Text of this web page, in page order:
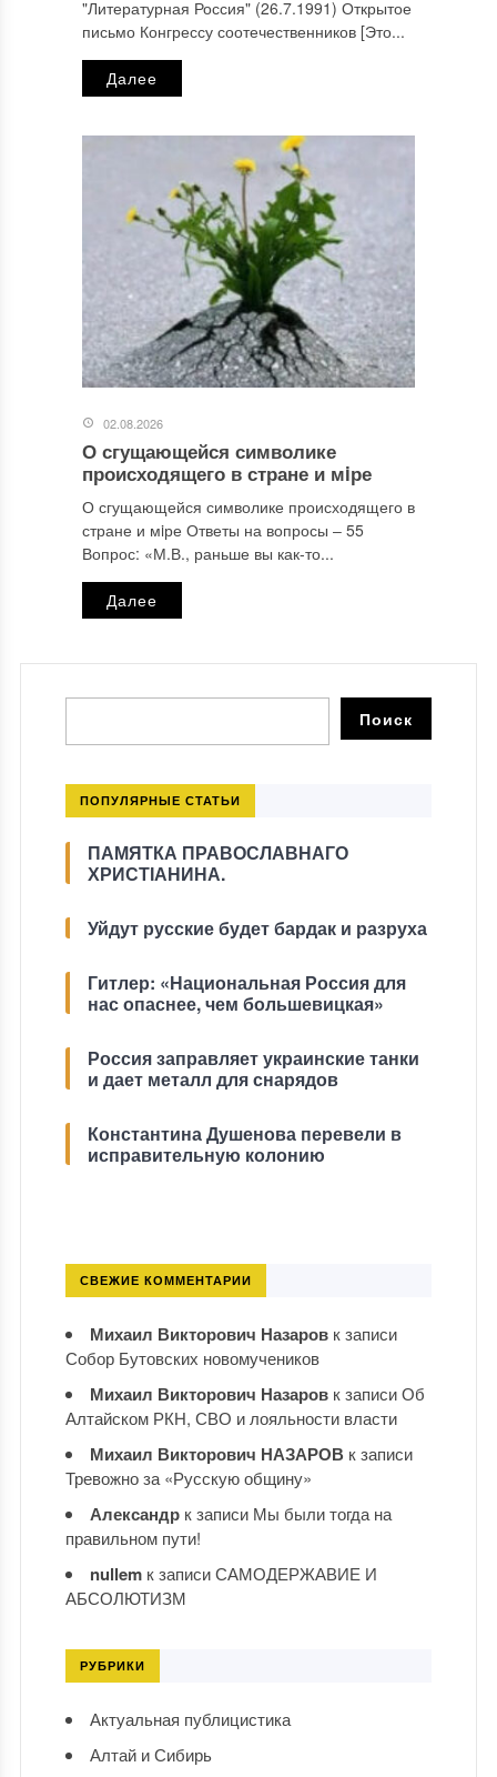
"Литературная Россия" (26.7.1991) Открытое
письмо Конгрессу соотечественников [Это...
Далее
02.08.2026
О сгущающейся символике
происходящего в стране и мiре
О сгущающейся символике происходящего в
стране и мiре Ответы на вопросы ‒ 55
Вопрос: «М.В., раньше вы как-то...
Далее
ПОПУЛЯРНЫЕ СТАТЬИ
ПАМЯТКА ПРАВОСЛАВНАГО
ХРИСТІАНИНА.
Уйдут русские будет бардак и разруха
Гитлер: «Национальная Россия для
нас опаснее, чем большевицкая»
Россия заправляет украинские танки
и дает металл для снарядов
Константина Душенова перевели в
исправительную колонию
СВЕЖИЕ КОММЕНТАРИИ
Михаил Викторович Назаровк записи
Собор Бутовских новомучеников
Михаил Викторович Назаровк записиОб
Алтайском РКН, СВО и лояльности власти
Михаил Викторович НАЗАРОВ к записи
Тревожно за «Русскую общину»
Александрк записи Мы были тогда на
правильном пути!
nullemк записиСАМОДЕРЖАВИЕ И
АБСОЛЮТИЗМ
РУБРИКИ
Актуальная публицистика
Алтай и Сибирь